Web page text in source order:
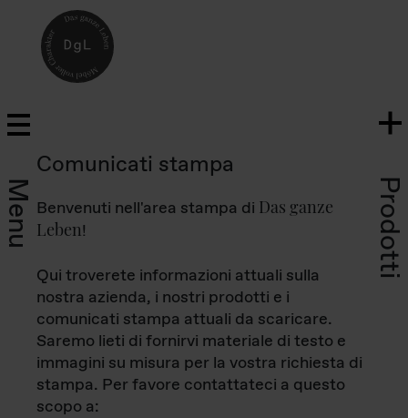
Menu Prodotti
Comunicati stampa
Benvenuti nell'area stampa di Das ganze
Leben!
Qui troverete informazioni attuali sulla
nostra azienda, i nostri prodotti e i
comunicati stampa attuali da scaricare.
Saremo lieti di fornirvi materiale di testo e
immagini su misura per la vostra richiesta di
stampa. Per favore contattateci a questo
scopo a: